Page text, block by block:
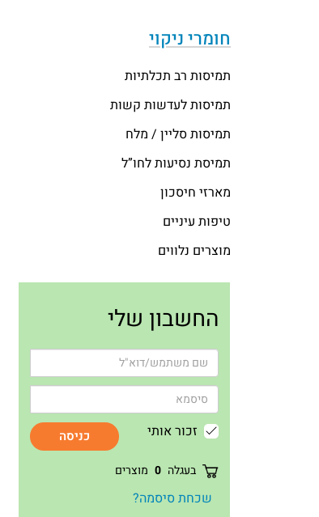
חומרי ניקוי
תמיסות רב תכלתיות
תמיסות לעדשות קשות
תמיסות סליין / מלח
תמיסת נסיעות לחו”ל
מארזי חיסכון
טיפות עיניים
מוצרים נלווים
החשבון שלי
זכור אותי כניסה
בעגלה 0 מוצרים
שכחת סיסמה?